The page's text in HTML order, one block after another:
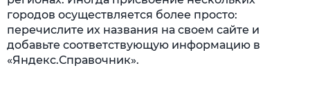
городов осуществляется более просто:
перечислите их названия на своем сайте и
добавьте соответствующую информацию в
«Яндекс.Справочник».